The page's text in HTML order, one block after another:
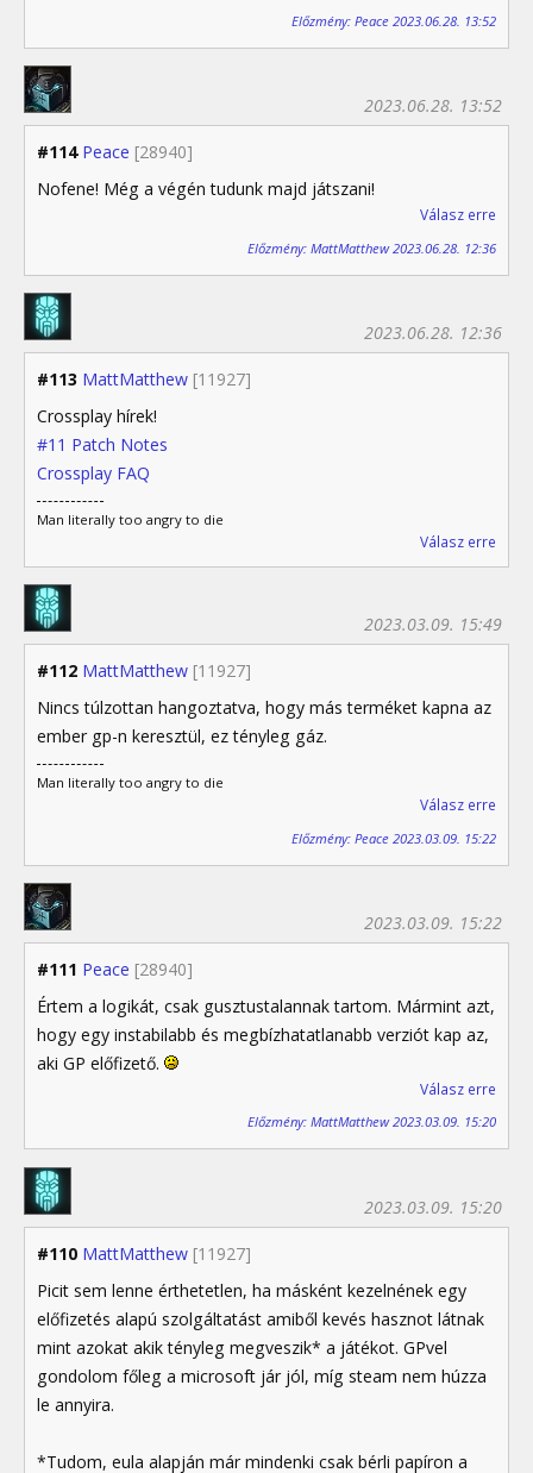
Előzmény: Peace 2023.06.28. 13:52
#114 Peace [28940]
2023.06.28. 13:52
Nofene! Még a végén tudunk majd játszani!
Válasz erre
Előzmény: MattMatthew 2023.06.28. 12:36
#113 MattMatthew [11927]
2023.06.28. 12:36
Crossplay hírek!
#11 Patch Notes
Crossplay FAQ
Man literally too angry to die
Válasz erre
#112 MattMatthew [11927]
2023.03.09. 15:49
Nincs túlzottan hangoztatva, hogy más terméket kapna az
ember gp-n keresztül, ez tényleg gáz.
Man literally too angry to die
Válasz erre
Előzmény: Peace 2023.03.09. 15:22
#111 Peace [28940]
2023.03.09. 15:22
Értem a logikát, csak gusztustalannak tartom. Mármint azt,
hogy egy instabilabb és megbízhatatlanabb verziót kap az,
aki GP előfizető.
Válasz erre
Előzmény: MattMatthew 2023.03.09. 15:20
#110 MattMatthew [11927]
2023.03.09. 15:20
Picit sem lenne érthetetlen, ha másként kezelnének egy
előfizetés alapú szolgáltatást amiből kevés hasznot látnak
mint azokat akik tényleg megveszik* a játékot. GPvel
gondolom főleg a microsoft jár jól, míg steam nem húzza
le annyira.
*Tudom, eula alapján már mindenki csak bérli papíron a